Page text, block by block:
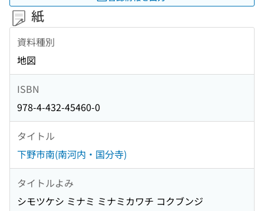
紙
資料種別
地図
ISBN
978-4-432-45460-0
タイトル
下野市南(南河内・国分寺)
タイトルよみ
シモツケシ ミナミ ミナミカワチ コクブンジ